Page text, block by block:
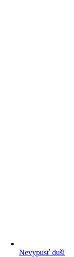
Nevypusť duši